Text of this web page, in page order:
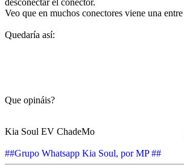
Veo que en muchos conectores viene una
Quedaría así:
Que opináis?
Kia Soul EV ChadeMo
##Grupo Whatsapp Kia Soul, por MP ##